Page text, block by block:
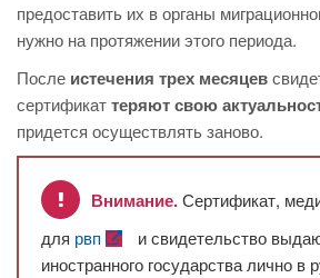
предоставить их в органы
нужно на протяжении этого периода.
После истечения трех месяцев
сертификаттеряют свою
придется осуществлять заново.
Внимание.Сертификат,
для рвп
и свидетельство
иностранного государства лично в